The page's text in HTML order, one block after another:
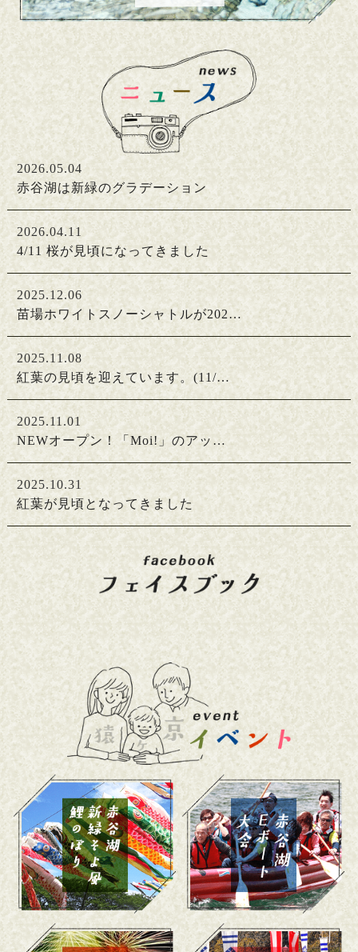
2026.05.04
赤谷湖は新緑のグラデーション
2026.04.11
4/11 桜が見頃になってきました
2025.12.06
苗場ホワイトスノーシャトルが202…
2025.11.08
紅葉の見頃を迎えています。(11/…
2025.11.01
NEWオープン！「Moi!」のアッ…
2025.10.31
紅葉が見頃となってきました